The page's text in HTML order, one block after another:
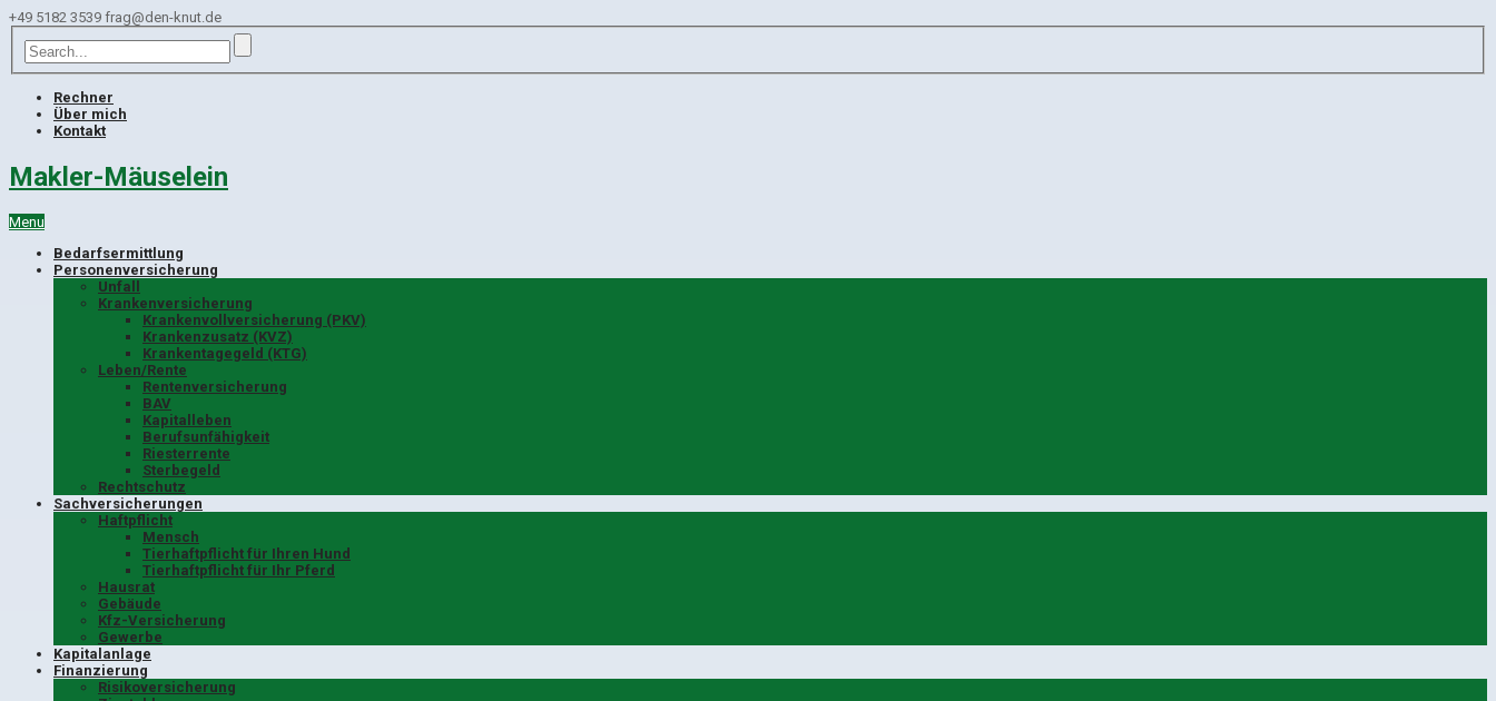
+49 5182 3539 frag@den-knut.de
Rechner
Über mich
Kontakt
Makler-Mäuselein
Menu
Bedarfsermittlung
Personenversicherung
Unfall
Krankenversicherung
Krankenvollversicherung (PKV)
Krankenzusatz (KVZ)
Krankentagegeld (KTG)
Leben/Rente
Rentenversicherung
BAV
Kapitalleben
Berufsunfähigkeit
Riesterrente
Sterbegeld
Rechtschutz
Sachversicherungen
Haftpflicht
Mensch
Tierhaftpflicht für Ihren Hund
Tierhaftpflicht für Ihr Pferd
Hausrat
Gebäude
Kfz-Versicherung
Gewerbe
Kapitalanlage
Finanzierung
Risikoversicherung